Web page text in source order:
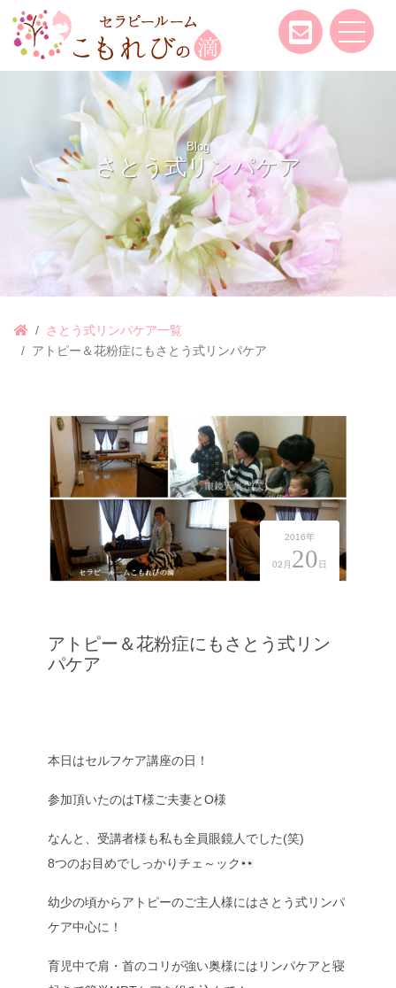
Blog
さとう式リンパケア
さとう式リンパケア一覧
アトピー＆花粉症にもさとう式リンパケア
2016年
02月 20 日
アトピー＆花粉症にもさとう式リン
パケア
本日はセルフケア講座の日！
参加頂いたのはT様ご夫妻とO様
なんと、受講者様も私も全員眼鏡人でした(笑)
8つのお目めでしっかりチェ～ック
幼少の頃からアトピーのご主人様にはさとう式リンパ
ケア中心に！
育児中で肩・首のコリが強い奥様にはリンパケアと寝